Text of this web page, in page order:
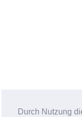
Durch Nutzung